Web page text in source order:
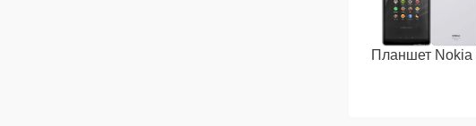
Планшет Nokia